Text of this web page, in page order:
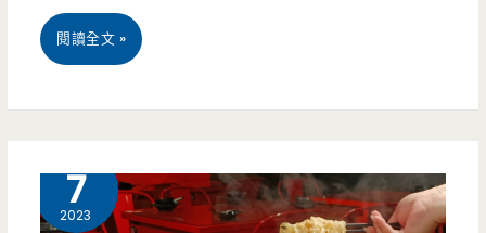
吃
就
上
桃
美
閱讀全文 »
7
2023